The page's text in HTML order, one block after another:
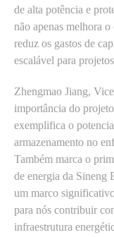
de alta potência e
não apenas melhora
reduz os gastos de
escalável para
Zhengmao Jiang,
importância do
exemplifica o
armazenamento no
Também marca o
de energia da Sineng
um marco
para nós contribuir
infraestrutura